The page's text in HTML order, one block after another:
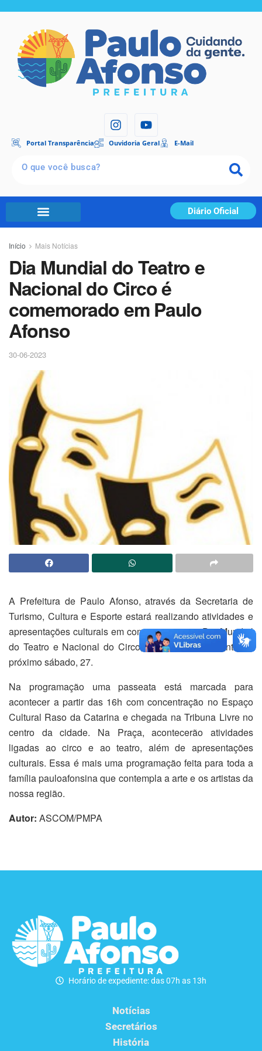
Portal Transparência Ouvidoria Geral E-Mail
Diário Oficial
Início Mais Notícias
Dia Mundial do Teatro e
Nacional do Circo é
comemorado em Paulo
Afonso
30-06-2023
A Prefeitura de Paulo Afonso, através da Secretaria de
Turismo, Cultura e Esporte estará realizando atividades e
apresentações culturais em comemoração ao Dia Mundial
do Teatro e Nacional do Circo, festejado oficialmente no
próximo sábado, 27.
Na programação uma passeata está marcada para
acontecer a partir das 16h com concentração no Espaço
Cultural Raso da Catarina e chegada na Tribuna Livre no
centro da cidade. Na Praça, acontecerão atividades
ligadas ao circo e ao teatro, além de apresentações
culturais. Essa é mais uma programação feita para toda a
família pauloafonsina que contempla a arte e os artistas da
nossa região.
Autor: ASCOM/PMPA
Horário de expediente: das 07h as 13h
Notícias
Secretários
História